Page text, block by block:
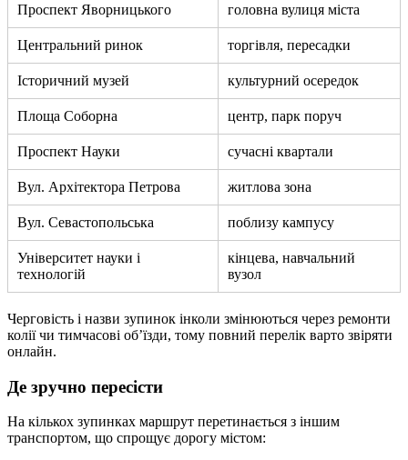
Проспект Яворницького головна вулиця міста
Центральний ринок торгівля, пересадки
Історичний музей культурний осередок
Площа Соборна центр, парк поруч
Проспект Науки сучасні квартали
Вул. Архітектора Петрова житлова зона
Вул. Севастопольська поблизу кампусу
Університет науки і
технологій
кінцева, навчальний
вузол
Черговість і назви зупинок інколи змінюються через ремонти
колії чи тимчасові об’їзди, тому повний перелік варто звіряти
онлайн.
Де зручно пересісти
На кількох зупинках маршрут перетинається з іншим
транспортом, що спрощує дорогу містом: